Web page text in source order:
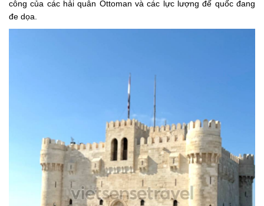
công của các hải quân Ottoman và các lực lượng đế quốc đang
đe dọa.